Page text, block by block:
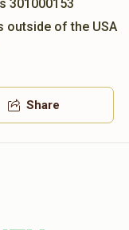
301000153
outside of the USA
Share